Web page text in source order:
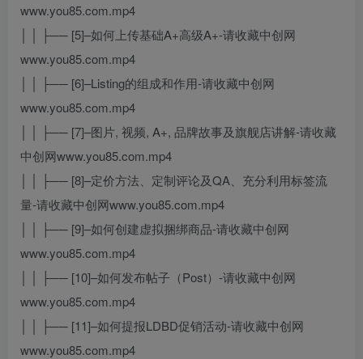
www.you85.com.mp4
│ │ ├── [5]–如何上传基础A+高级A+-请收藏中创网
www.you85.com.mp4
│ │ ├── [6]–Listing的组成和作用-请收藏中创网
www.you85.com.mp4
│ │ ├── [7]–图片, 视频, A+, 品牌故事及旗舰店讲解-请收藏
中创网www.you85.com.mp4
│ │ ├── [8]–定价方法、定制评论及QA、充分利用标签流
量-请收藏中创网www.you85.com.mp4
│ │ ├── [9]–如何创建虚拟捆绑商品-请收藏中创网
www.you85.com.mp4
│ │ ├── [10]–如何发布帖子（Post）-请收藏中创网
www.you85.com.mp4
│ │ ├── [11]–如何提报LDBD促销活动-请收藏中创网
www.you85.com.mp4